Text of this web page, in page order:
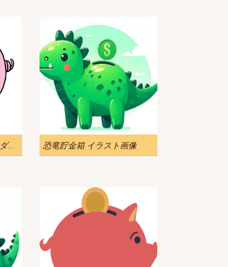
無料の貯金箱イラストのダウンロード 恐竜貯金箱 イラスト画像